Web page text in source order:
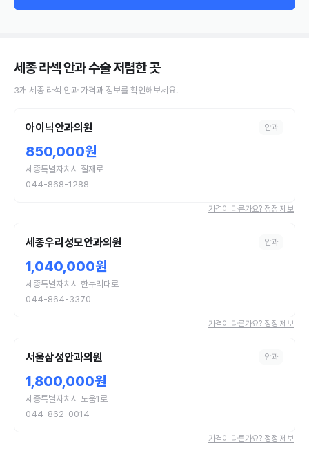
세종 라섹 안과 수술저렴한 곳
3개 세종 라섹 안과 가격과 정보를 확인해보세요.
아이닉안과의원 안과
850,000원
세종특별자치시 절재로
044-868-1288
가격이 다른가요? 정정 제보
세종우리성모안과의원 안과
1,040,000원
세종특별자치시 한누리대로
044-864-3370
가격이 다른가요? 정정 제보
서울삼성안과의원 안과
1,800,000원
세종특별자치시 도움1로
044-862-0014
가격이 다른가요? 정정 제보